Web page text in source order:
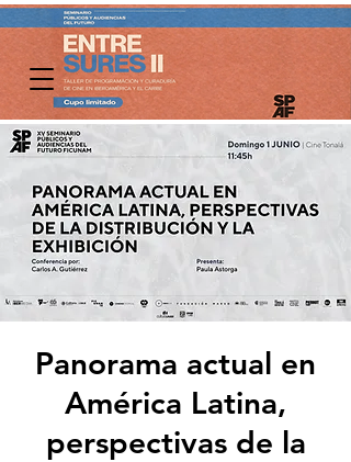
Panorama actual en
América Latina,
perspectivas de la